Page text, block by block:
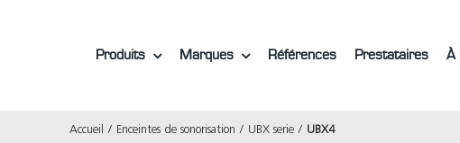
Produits Marques Références Prestataires À
Accueil Enceintes de sonorisation UBX serie UBX4